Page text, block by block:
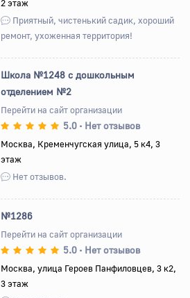
2 этаж
Приятный, чистенький садик, хороший
ремонт, ухоженная территория!
Школа №1248 с дошкольным
отделением №2
Перейти на сайт организации
5.0 • Нет отзывов
Москва, Кременчугская улица, 5 к4, 3
этаж
Нет отзывов.
№1286
Перейти на сайт организации
5.0 • Нет отзывов
Москва, улица Героев Панфиловцев, 3 к2,
3 этаж